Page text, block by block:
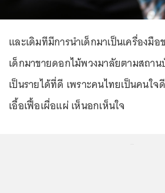
และเดิมทีมีการนำเด็กมาเป็นเครื่องมื
เด็กมาขายดอกไม้พวงมาลัยตามสถาน
เป็นรายได้ที่ดี เพราะคนไทยเป็นคนใ
เอื้อเฟื้อเผื่อแผ่ เห็นอกเห็นใจ